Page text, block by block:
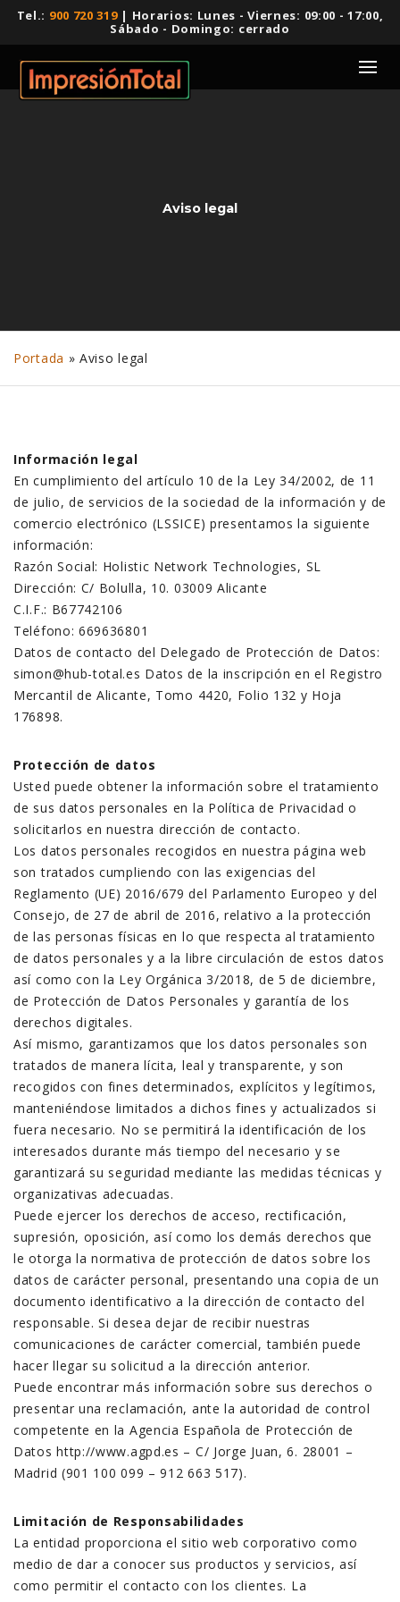
Tel.: 900 720 319| Horarios: Lunes - Viernes: 09:00 - 17:00,
Sábado - Domingo: cerrado
Aviso legal
Portada »Aviso legal
Información legal
En cumplimiento del artículo 10 de la Ley 34/2002, de 11
de julio, de servicios de la sociedad de la información y de
comercio electrónico (LSSICE) presentamos la siguiente
información:
Razón Social: Holistic Network Technologies, SL
Dirección: C/ Bolulla, 10. 03009 Alicante
C.I.F.: B67742106
Teléfono: 669636801
Datos de contacto del Delegado de Protección de Datos:
simon@hub-total.es Datos de la inscripción en el Registro
Mercantil de Alicante, Tomo 4420, Folio 132 y Hoja
176898.
Protección de datos
Usted puede obtener la información sobre el tratamiento
de sus datos personales en la Política de Privacidad o
solicitarlos en nuestra dirección de contacto.
Los datos personales recogidos en nuestra página web
son tratados cumpliendo con las exigencias del
Reglamento (UE) 2016/679 del Parlamento Europeo y del
Consejo, de 27 de abril de 2016, relativo a la protección
de las personas físicas en lo que respecta al tratamiento
de datos personales y a la libre circulación de estos datos
así como con la Ley Orgánica 3/2018, de 5 de diciembre,
de Protección de Datos Personales y garantía de los
derechos digitales.
Así mismo, garantizamos que los datos personales son
tratados de manera lícita, leal y transparente, y son
recogidos con fines determinados, explícitos y legítimos,
manteniéndose limitados a dichos fines y actualizados si
fuera necesario. No se permitirá la identificación de los
interesados durante más tiempo del necesario y se
garantizará su seguridad mediante las medidas técnicas y
organizativas adecuadas.
Puede ejercer los derechos de acceso, rectificación,
supresión, oposición, así como los demás derechos que
le otorga la normativa de protección de datos sobre los
datos de carácter personal, presentando una copia de un
documento identificativo a la dirección de contacto del
responsable. Si desea dejar de recibir nuestras
comunicaciones de carácter comercial, también puede
hacer llegar su solicitud a la dirección anterior.
Puede encontrar más información sobre sus derechos o
presentar una reclamación, ante la autoridad de control
competente en la Agencia Española de Protección de
Datos http://www.agpd.es – C/ Jorge Juan, 6. 28001 –
Madrid (901 100 099 – 912 663 517).
Limitación de Responsabilidades
La entidad proporciona el sitio web corporativo como
medio de dar a conocer sus productos y servicios, así
como permitir el contacto con los clientes. La